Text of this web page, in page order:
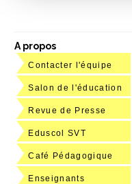
A propos
Contacter l'équipe
Salon de l'éducation
Revue de Presse
Eduscol SVT
Café Pédagogique
Enseignants